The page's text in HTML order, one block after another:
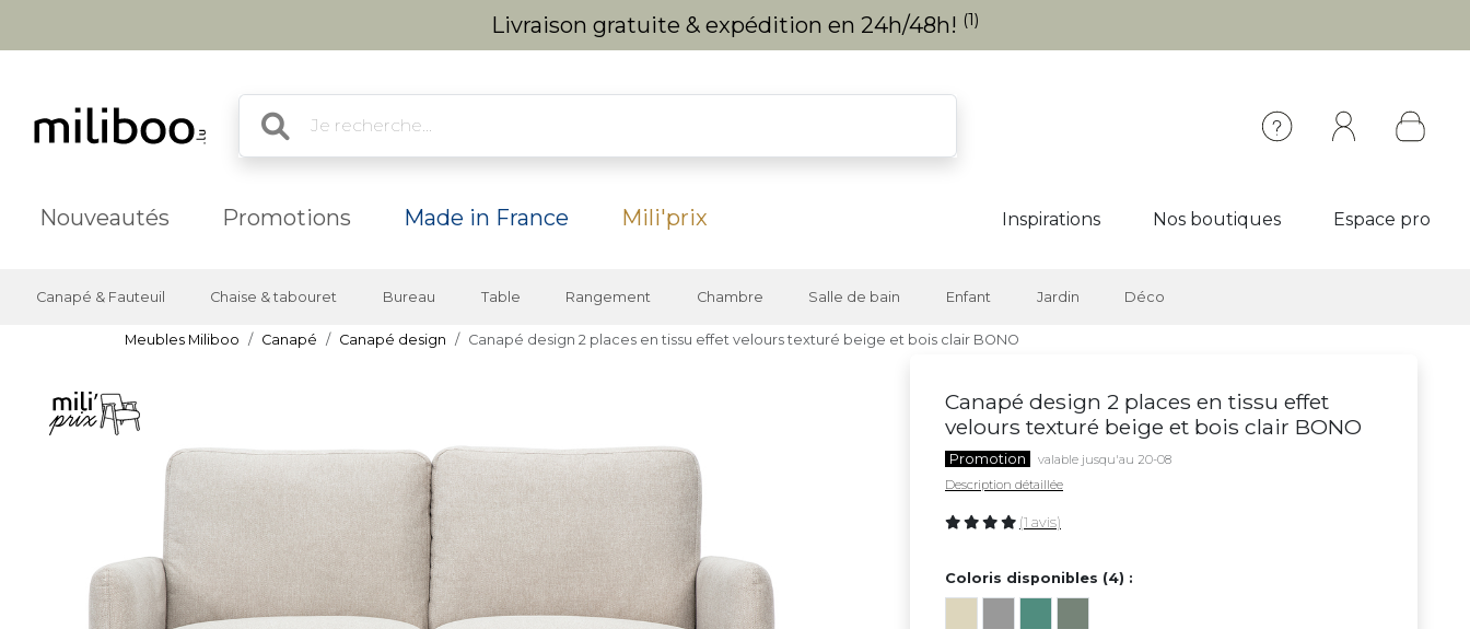
Livraison gratuite & expédition en 24h/48h! (1)
Nouveautés Promotions Made in France Mili'prix Inspirations Nos boutiques Espace pro
Canapé & Fauteuil Chaise & tabouret Bureau Table Rangement Chambre Salle de bain Enfant Jardin Déco
Meubles Miliboo Canapé Canapé design Canapé design 2 places en tissu effet velours texturé beige et bois clair BONO
Canapé design 2 places en tissu effet
velours texturé beige et bois clair BONO
Promotion
valable jusqu'au 20-08
Description détaillée
(1 avis)
Coloris disponibles (4) :